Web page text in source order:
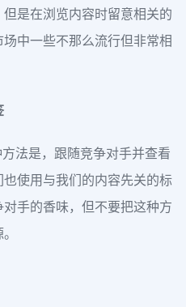
是在浏览内容时留意相关的
中一些不那么流行但非常相
法是，跟随竞争对手并查看
使用与我们的内容先关的标
手的香味，但不要把这种方